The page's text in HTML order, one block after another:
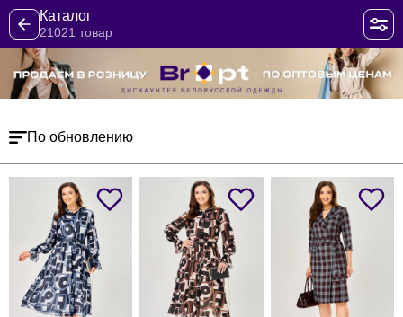
Каталог
21021 товар
По обновлению